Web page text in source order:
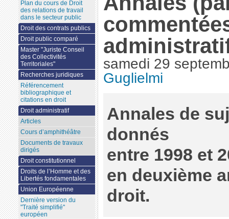
samedi 29
Guglielmi
Annales de
donnés
entre 1998 et
en deuxième
droit.
Plan du cours de Droit
des relations de travail
dans le secteur public
Droit des contrats publics
Droit public comparé
Master "Juriste Conseil
des Collectivités
Territoriales"
Recherches juridiques
Référencement
bibliographique et
citations en droit
Droit administratif
Articles
Cours d’amphithéâtre
Documents de travaux
dirigés
Droit constitutionnel
Droits de l’Homme et des
Libertés fondamentales
Union Européenne
Dernière version du
"Traité simplifié"
européen